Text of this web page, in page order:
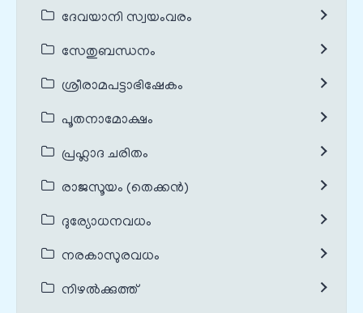
ദേവയാനി സ്വയംവരം
സേതുബന്ധനം
ശ്രീരാമപട്ടാഭിഷേകം
പൂതനാമോക്ഷം
പ്രഹ്ലാദ ചരിതം
രാജസൂയം (തെക്കൻ)
ദുര്യോധനവധം
നരകാസുരവധം
നിഴൽക്കുത്ത്